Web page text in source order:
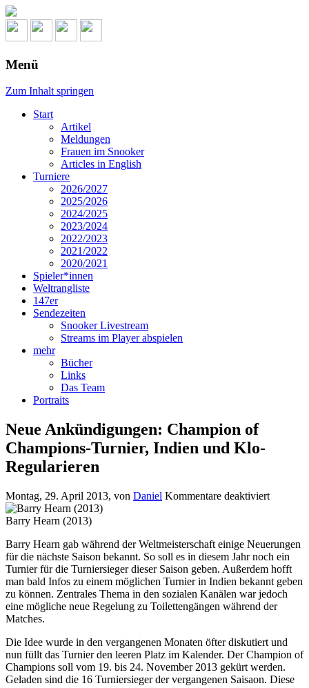
Menü
Zum Inhalt springen
Start
Artikel
Meldungen
Frauen im Snooker
Articles in English
Turniere
2026/2027
2025/2026
2024/2025
2023/2024
2022/2023
2021/2022
2020/2021
Spieler*innen
Weltrangliste
147er
Sendezeiten
Snooker Livestream
Streams im Player abspielen
mehr
Bücher
Links
Das Team
Portraits
Neue Ankündigungen: Champion of
Champions-Turnier, Indien und Klo-
Regularieren
Montag, 29. April 2013, von Daniel Kommentare deaktiviertfür
of
Turnier,
Indien
und
Klo-
Barry Hearn (2013)
Barry Hearn gab während der Weltmeisterschaft einige Neuerungen
für die nächste Saison bekannt. So soll es in diesem Jahr noch ein
Turnier für die Turniersieger dieser Saison geben. Außerdem hofft
man bald Infos zu einem möglichen Turnier in Indien bekannt geben
zu können. Zentrales Thema in den sozialen Kanälen war jedoch
eine mögliche neue Regelung zu Toilettengängen während der
Matches.
Die Idee wurde in den vergangenen Monaten öfter diskutiert und
nun füllt das Turnier den leeren Platz im Kalender. Der Champion of
Champions soll vom 19. bis 24. November 2013 gekürt werden.
Geladen sind die 16 Turniersieger der vergangenen Saisaon. Diese